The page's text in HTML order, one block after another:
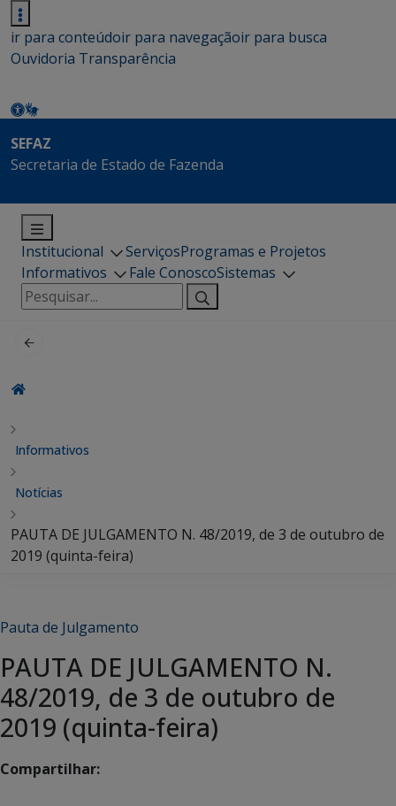
ir para conteúdoir para navegaçãoir para busca
Ouvidoria Transparência
SEFAZ
Secretaria de Estado de Fazenda
Institucional ServiçosProgramas e Projetos
Informativos
Fale ConoscoSistemas
Pesquisar
por:
Informativos
Notícias
PAUTA DE JULGAMENTO N. 48/2019, de 3 de outubro de
2019 (quinta-feira)
Pauta de Julgamento
PAUTA DE JULGAMENTO N.
48/2019, de 3 de outubro de
2019 (quinta-feira)
Compartilhar: